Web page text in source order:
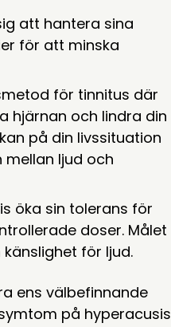
att hantera sina
för att minska
för tinnitus där
hjärnan och lindra din
på din livssituation
ljud och
öka sin tolerans för
doser. Målet
för ljud.
ens välbefinnande
på hyperacusis